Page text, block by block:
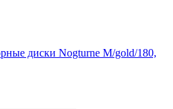
диски Nogturne M/gold/180,